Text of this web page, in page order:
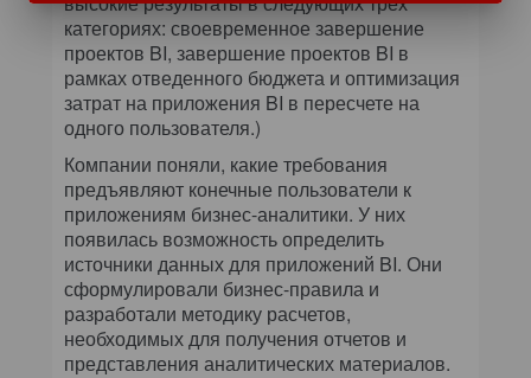
категориях: своевременное завершение
проектов BI, завершение проектов BI в
рамках отведенного бюджета и оптимизация
затрат на приложения BI в пересчете на
одного пользователя.)
Компании поняли, какие требования
предъявляют конечные пользователи к
приложениям бизнес-аналитики. У них
появилась возможность определить
источники данных для приложений BI. Они
сформулировали бизнес-правила и
разработали методику расчетов,
необходимых для получения отчетов и
представления аналитических материалов.